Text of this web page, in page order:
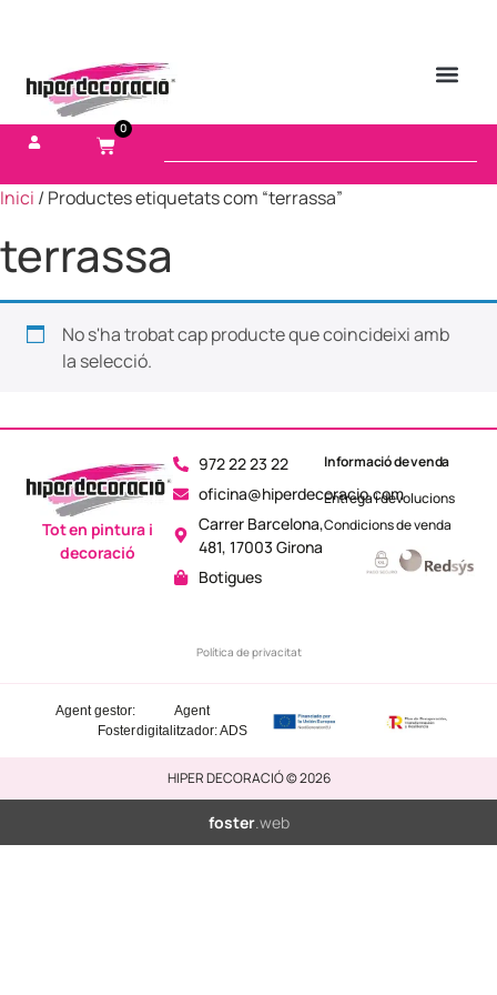
0
Inici / Productes etiquetats com “terrassa”
terrassa
No s'ha trobat cap producte que coincideixi amb
la selecció.
972 22 23 22
oficina@hiperdecoracio.com
Carrer Barcelona,
481, 17003 Girona
Botigues
Política de privacitat
Tot en pintura i
decoració
Informació de venda
Entrega i devolucions
Condicions de venda
Agent
digitalitzador: ADS
Agent gestor:
Foster
HIPER DECORACIÓ © 2026
foster.web